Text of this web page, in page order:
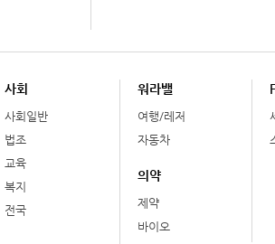
사회
사회일반
법조
교육
복지
전국
워라밸
여행/레저
자동차
의약
제약
바이오